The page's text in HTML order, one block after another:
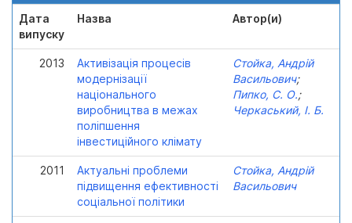
Дата
випуску
Назва Автор(и)
2013
Активізація процесів
модернізації
національного
виробництва в межах
поліпшення
інвестиційного клімату
Стойка, Андрій
Васильович;
Пипко, С. О.;
Черкаський, І. Б.
2011
Актуальні проблеми
підвищення ефективності
соціальної політики
Стойка, Андрій
Васильович